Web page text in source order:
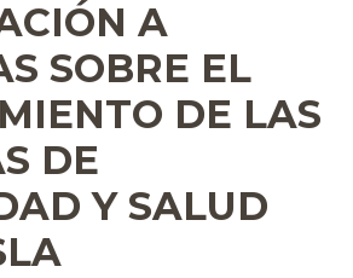
A
SOBRE EL
DE LAS
DE
Y SALUD